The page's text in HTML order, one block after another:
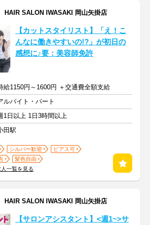
SALON IWASAKI 岡山矢掛店
【カットスタイリスト】「え！こ
んなに働きやすいの!?」が初日の
感想に♪要：美容師免許
給1150円～1600円 ＋交通費全額支給
ルバイト・パート
1日以上 1日3時間以上
田駅
シルバー歓迎
ピアス可
髪色自由
一覧を見る
SALON IWASAKI 岡山矢掛店
【サロンアシスタント】<週1~>サ